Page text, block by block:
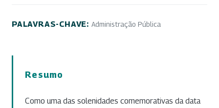
PALAVRAS-CHAVE: Administração Pública
Resumo
Como uma das solenidades comemorativas da data